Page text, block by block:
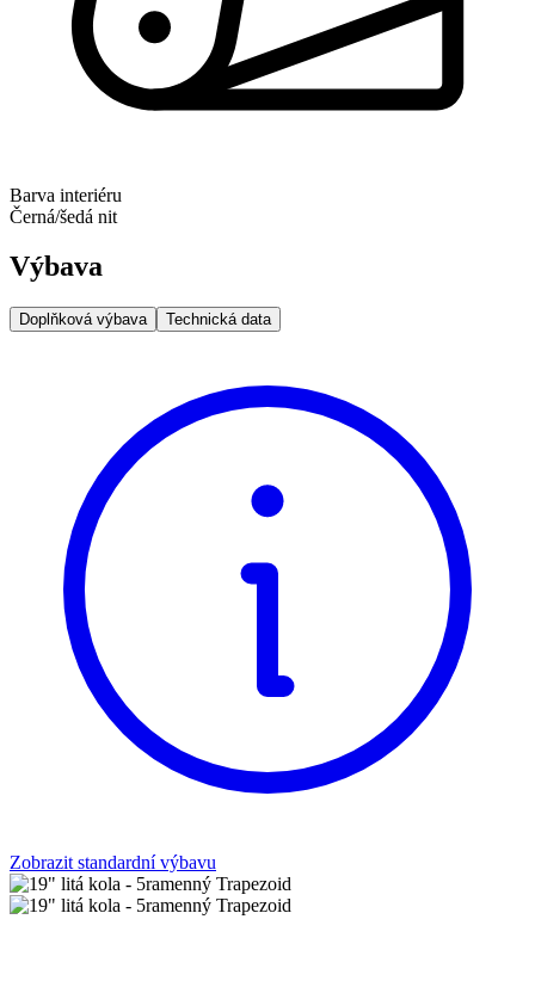
Barva interiéru
Černá/šedá nit
Výbava
Doplňková výbava Technická data
Zobrazit standardní výbavu